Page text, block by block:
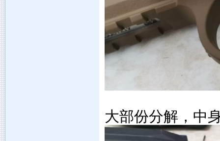
大部份分解，中